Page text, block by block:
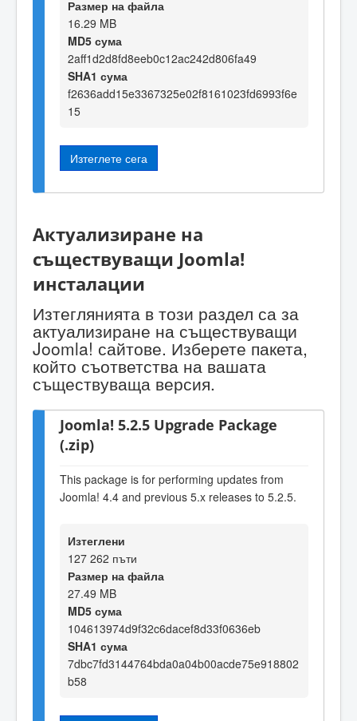
Размер на файла
16.29 MB
MD5 сума
2aff1d2d8fd8eeb0c12ac242d806fa49
SHA1 сума
f2636add15e3367325e02f8161023fd6993f6e
15
Изтеглете сега
Актуализиране на
съществуващи Joomla!
инсталации
Изтеглянията в този раздел са за
актуализиране на съществуващи
Joomla! сайтове. Изберете пакета,
който съответства на вашата
съществуваща версия.
Joomla! 5.2.5 Upgrade Package
(.zip)
This package is for performing updates from
Joomla! 4.4 and previous 5.x releases to 5.2.5.
Изтеглени
127 262 пъти
Размер на файла
27.49 MB
MD5 сума
104613974d9f32c6dacef8d33f0636eb
SHA1 сума
7dbc7fd3144764bda0a04b00acde75e918802
b58